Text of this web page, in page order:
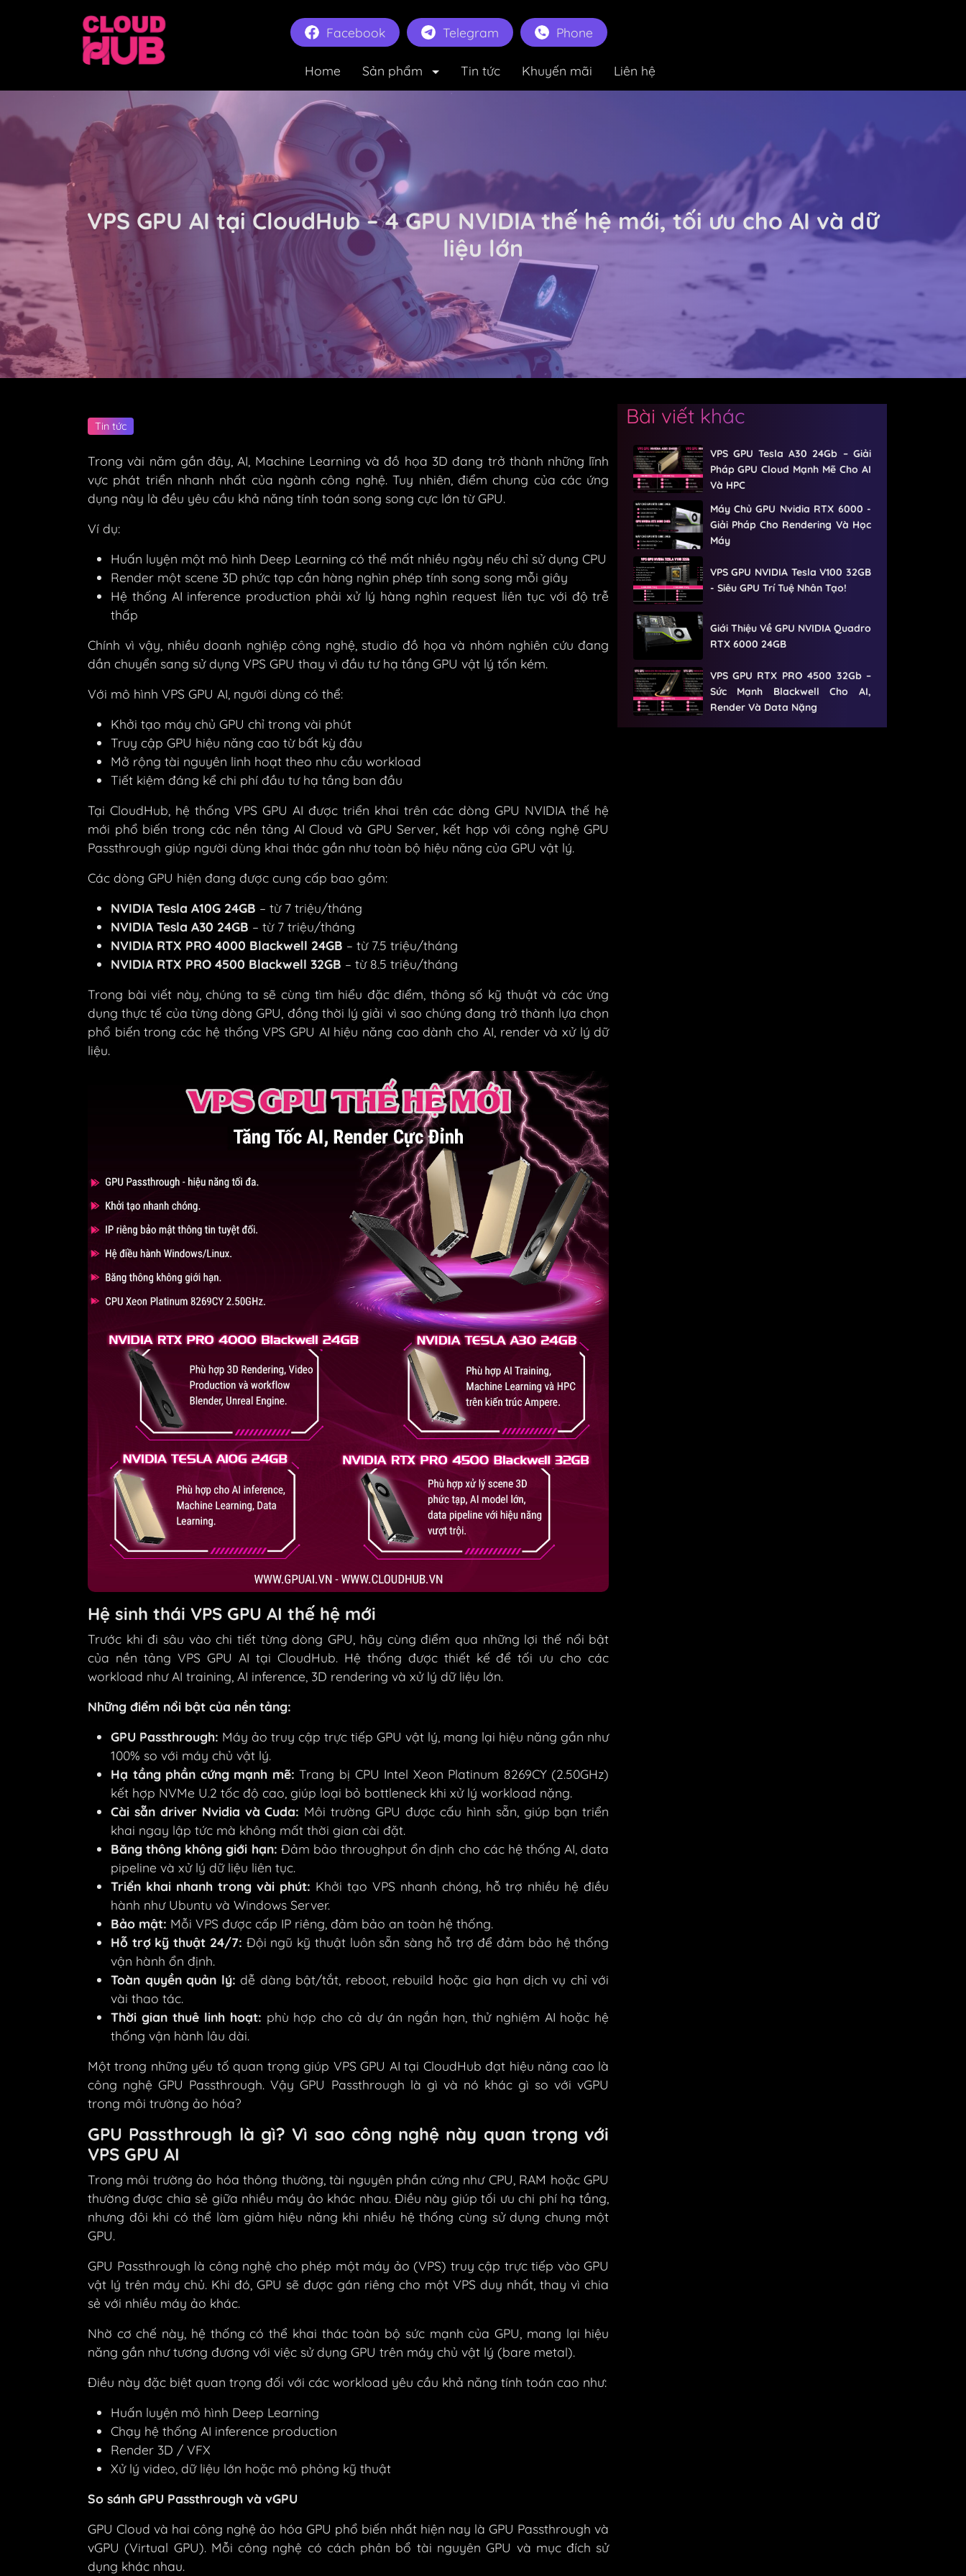
Facebook Telegram Phone
Home Sản phẩm Tin tức Khuyến mãi Liên hệ
VPS GPU AI tại CloudHub – 4 GPU NVIDIA thế hệ mới, tối ưu cho AI và dữ
liệu lớn
Tin tức
Trong vài năm gần đây, AI, Machine Learning và đồ họa 3D đang trở thành những lĩnh
vực phát triển nhanh nhất của ngành công nghệ. Tuy nhiên, điểm chung của các ứng
dụng này là đều yêu cầu khả năng tính toán song song cực lớn từ GPU.
Ví dụ:
Huấn luyện một mô hình Deep Learning có thể mất nhiều ngày nếu chỉ sử dụng CPU
Render một scene 3D phức tạp cần hàng nghìn phép tính song song mỗi giây
Hệ thống AI inference production phải xử lý hàng nghìn request liên tục với độ trễ
thấp
Chính vì vậy, nhiều doanh nghiệp công nghệ, studio đồ họa và nhóm nghiên cứu đang
dần chuyển sang sử dụng VPS GPU thay vì đầu tư hạ tầng GPU vật lý tốn kém.
Với mô hình VPS GPU AI, người dùng có thể:
Khởi tạo máy chủ GPU chỉ trong vài phút
Truy cập GPU hiệu năng cao từ bất kỳ đâu
Mở rộng tài nguyên linh hoạt theo nhu cầu workload
Tiết kiệm đáng kể chi phí đầu tư hạ tầng ban đầu
Tại CloudHub, hệ thống VPS GPU AI được triển khai trên các dòng GPU NVIDIA thế hệ
mới phổ biến trong các nền tảng AI Cloud và GPU Server, kết hợp với công nghệ GPU
Passthrough giúp người dùng khai thác gần như toàn bộ hiệu năng của GPU vật lý.
Các dòng GPU hiện đang được cung cấp bao gồm:
NVIDIA Tesla A10G 24GB – từ 7 triệu/tháng
NVIDIA Tesla A30 24GB – từ 7 triệu/tháng
NVIDIA RTX PRO 4000 Blackwell 24GB – từ 7.5 triệu/tháng
NVIDIA RTX PRO 4500 Blackwell 32GB – từ 8.5 triệu/tháng
Trong bài viết này, chúng ta sẽ cùng tìm hiểu đặc điểm, thông số kỹ thuật và các ứng
dụng thực tế của từng dòng GPU, đồng thời lý giải vì sao chúng đang trở thành lựa chọn
phổ biến trong các hệ thống VPS GPU AI hiệu năng cao dành cho AI, render và xử lý dữ
liệu.
Hệ sinh thái VPS GPU AI thế hệ mới
Trước khi đi sâu vào chi tiết từng dòng GPU, hãy cùng điểm qua những lợi thế nổi bật
của nền tảng VPS GPU AI tại CloudHub. Hệ thống được thiết kế để tối ưu cho các
workload như AI training, AI inference, 3D rendering và xử lý dữ liệu lớn.
Những điểm nổi bật của nền tảng:
GPU Passthrough: Máy ảo truy cập trực tiếp GPU vật lý, mang lại hiệu năng gần như
100% so với máy chủ vật lý.
Hạ tầng phần cứng mạnh mẽ: Trang bị CPU Intel Xeon Platinum 8269CY (2.50GHz)
kết hợp NVMe U.2 tốc độ cao, giúp loại bỏ bottleneck khi xử lý workload nặng.
Cài sẵn driver Nvidia và Cuda: Môi trường GPU được cấu hình sẵn, giúp bạn triển
khai ngay lập tức mà không mất thời gian cài đặt.
Băng thông không giới hạn: Đảm bảo throughput ổn định cho các hệ thống AI, data
pipeline và xử lý dữ liệu liên tục.
Triển khai nhanh trong vài phút: Khởi tạo VPS nhanh chóng, hỗ trợ nhiều hệ điều
hành như Ubuntu và Windows Server.
Bảo mật: Mỗi VPS được cấp IP riêng, đảm bảo an toàn hệ thống.
Hỗ trợ kỹ thuật 24/7: Đội ngũ kỹ thuật luôn sẵn sàng hỗ trợ để đảm bảo hệ thống
vận hành ổn định.
Toàn quyền quản lý: dễ dàng bật/tắt, reboot, rebuild hoặc gia hạn dịch vụ chỉ với
vài thao tác.
Thời gian thuê linh hoạt: phù hợp cho cả dự án ngắn hạn, thử nghiệm AI hoặc hệ
thống vận hành lâu dài.
Một trong những yếu tố quan trọng giúp VPS GPU AI tại CloudHub đạt hiệu năng cao là
công nghệ GPU Passthrough. Vậy GPU Passthrough là gì và nó khác gì so với vGPU
trong môi trường ảo hóa?
GPU Passthrough là gì? Vì sao công nghệ này quan trọng với
VPS GPU AI
Trong môi trường ảo hóa thông thường, tài nguyên phần cứng như CPU, RAM hoặc GPU
thường được chia sẻ giữa nhiều máy ảo khác nhau. Điều này giúp tối ưu chi phí hạ tầng,
nhưng đôi khi có thể làm giảm hiệu năng khi nhiều hệ thống cùng sử dụng chung một
GPU.
GPU Passthrough là công nghệ cho phép một máy ảo (VPS) truy cập trực tiếp vào GPU
vật lý trên máy chủ. Khi đó, GPU sẽ được gán riêng cho một VPS duy nhất, thay vì chia
sẻ với nhiều máy ảo khác.
Nhờ cơ chế này, hệ thống có thể khai thác toàn bộ sức mạnh của GPU, mang lại hiệu
năng gần như tương đương với việc sử dụng GPU trên máy chủ vật lý (bare metal).
Điều này đặc biệt quan trọng đối với các workload yêu cầu khả năng tính toán cao như:
Huấn luyện mô hình Deep Learning
Chạy hệ thống AI inference production
Render 3D / VFX
Xử lý video, dữ liệu lớn hoặc mô phỏng kỹ thuật
So sánh GPU Passthrough và vGPU
GPU Cloud và hai công nghệ ảo hóa GPU phổ biến nhất hiện nay là GPU Passthrough và
vGPU (Virtual GPU). Mỗi công nghệ có cách phân bổ tài nguyên GPU và mục đích sử
dụng khác nhau.
Bài viết khác
VPS GPU Tesla A30 24Gb – Giải
Pháp GPU Cloud Mạnh Mẽ Cho AI
Và HPC
Máy Chủ GPU Nvidia RTX 6000 -
Giải Pháp Cho Rendering Và Học
Máy
VPS GPU NVIDIA Tesla V100 32GB
- Siêu GPU Trí Tuệ Nhân Tạo!
Giới Thiệu Về GPU NVIDIA Quadro
RTX 6000 24GB
VPS GPU RTX PRO 4500 32Gb –
Sức Mạnh Blackwell Cho AI,
Render Và Data Nặng